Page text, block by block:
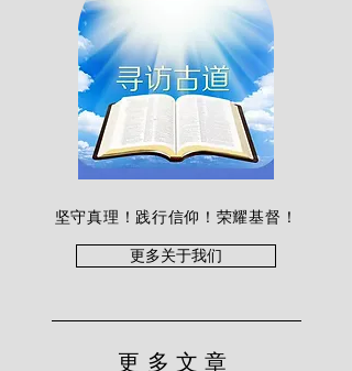
坚守真理！践行信仰！荣耀基督！
更多关于我们
更多文章